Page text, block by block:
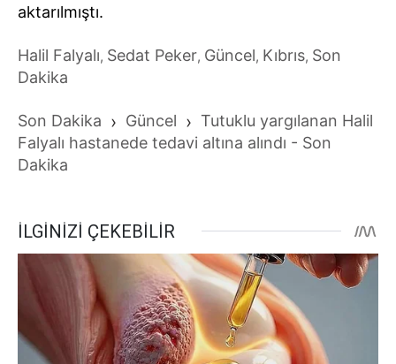
aktarılmıştı.
Halil Falyalı, Sedat Peker, Güncel, Kıbrıs, Son
Dakika
Son Dakika › Güncel › Tutuklu yargılanan Halil
Falyalı hastanede tedavi altına alındı - Son
Dakika